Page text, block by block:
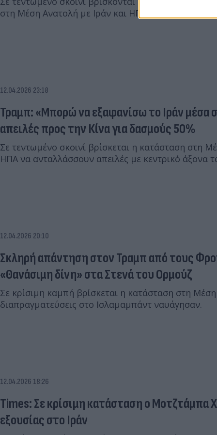
στη Μέση Ανατολή με Ιράν και ΗΠΑ να εξαπολύουν
12.04.2026 23:18
Τραμπ: «Μπορώ να εξαφανίσω το Ιράν μέσα
απειλές προς την Κίνα για δασμούς 50%
Σε τεντωμένο σκοινί βρίσκεται η κατάσταση στη
ΗΠΑ να ανταλλάσσουν απειλές με κεντρικό άξονα
12.04.2026 20:10
Σκληρή απάντηση στον Τραμπ από τους
«Θανάσιμη δίνη» στα Στενά του Ορμούζ
Σε κρίσιμη καμπή βρίσκεται η κατάσταση στη
διαπραγματεύσεις στο Ισλαμαμπάντ ναυάγησαν.
12.04.2026 18:26
Times: Σε κρίσιμη κατάσταση ο Μοτζτάμπα
εξουσίας στο Ιράν